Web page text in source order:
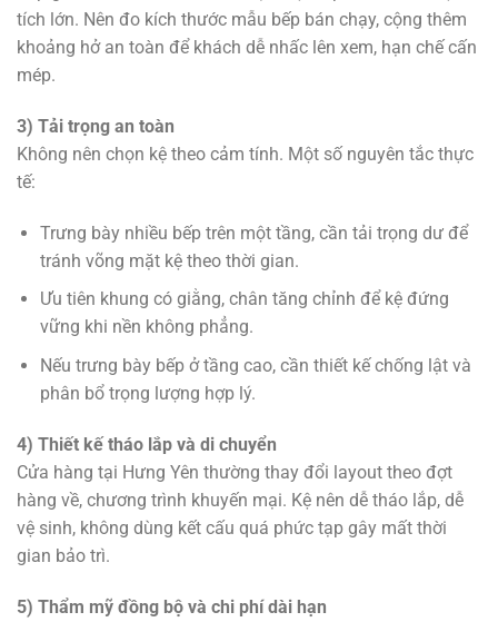
tích lớn. Nên đo kích thước mẫu bếp bán chạy, cộng thêm
khoảng hở an toàn để khách dễ nhấc lên xem, hạn chế cấn
mép.
3) Tải trọng an toàn
Không nên chọn kệ theo cảm tính. Một số nguyên tắc thực
tế:
Trưng bày nhiều bếp trên một tầng, cần tải trọng dư để
tránh võng mặt kệ theo thời gian.
Ưu tiên khung có giằng, chân tăng chỉnh để kệ đứng
vững khi nền không phẳng.
Nếu trưng bày bếp ở tầng cao, cần thiết kế chống lật và
phân bổ trọng lượng hợp lý.
4) Thiết kế tháo lắp và di chuyển
Cửa hàng tại Hưng Yên thường thay đổi layout theo đợt
hàng về, chương trình khuyến mại. Kệ nên dễ tháo lắp, dễ
vệ sinh, không dùng kết cấu quá phức tạp gây mất thời
gian bảo trì.
5) Thẩm mỹ đồng bộ và chi phí dài hạn